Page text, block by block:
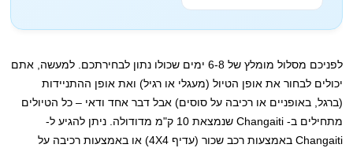
לפניכם מסלול מומלץ של 6-8 ימים שכולו נתון לבחירתכם. למעשה, אתם
יכולים לבחור את אופן הטיול (מעגלי או רגיל) ואת אופן ההתניידות
(ברגל, באופניים או רכיבה על סוסים) אבל דבר אחד ודאי – כל הטיולים
מתחילים ב- Changaiti שנמצאת 10 ק"מ מדודולה. ניתן להגיע ל-
Changaiti באמצעות רכב שכור (עדיף 4X4) או באמצעות רכיבה על